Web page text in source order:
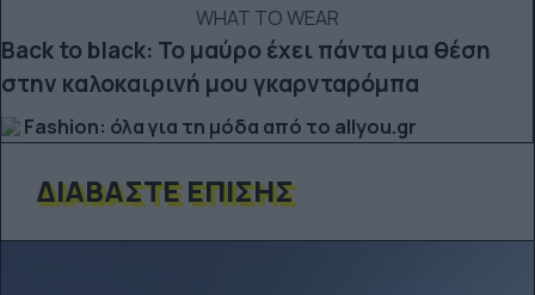
WHAT TO WEAR
Back to black: Το μαύρο έχει πάντα μια θέση
στην καλοκαιρινή μου γκαρνταρόμπα
Fashion: όλα για τη μόδα από το allyou.gr
ΔΙΑΒΆΣΤΕ ΕΠΊΣΗΣ